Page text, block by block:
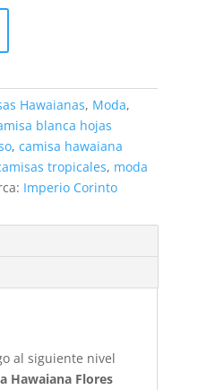
Hawaianas, Moda,
blanca hojas
, camisa hawaiana
tropicales, moda
Imperio Corinto
al siguiente nivel
Hawaiana Flores